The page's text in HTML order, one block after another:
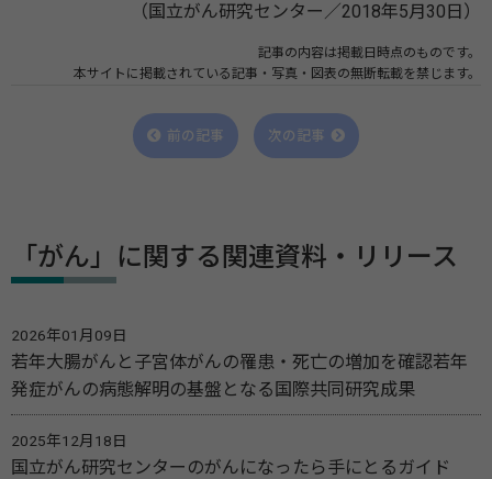
（国立がん研究センター／2018年5月30日）
記事の内容は掲載日時点のものです。
本サイトに掲載されている記事・写真・図表の無断転載を禁じます。
前の記事 次の記事
「がん」に関する関連資料・リリース
2026年01月09日
若年大腸がんと子宮体がんの罹患・死亡の増加を確認若年
発症がんの病態解明の基盤となる国際共同研究成果
2025年12月18日
国立がん研究センターのがんになったら手にとるガイド